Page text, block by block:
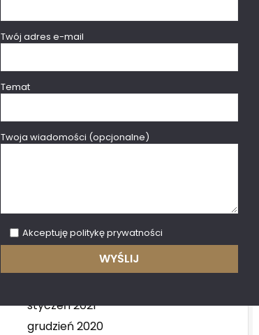
luty 2023
sierpień 2022
czerwiec 2022
marzec 2022
czerwiec 2021
styczeń 2021
grudzień 2020
Twój adres e-mail
Temat
Twoja wiadomości (opcjonalne)
Akceptujępolitykę prywatności